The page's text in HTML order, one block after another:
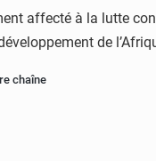
affecté à la lutte
de
chaîne